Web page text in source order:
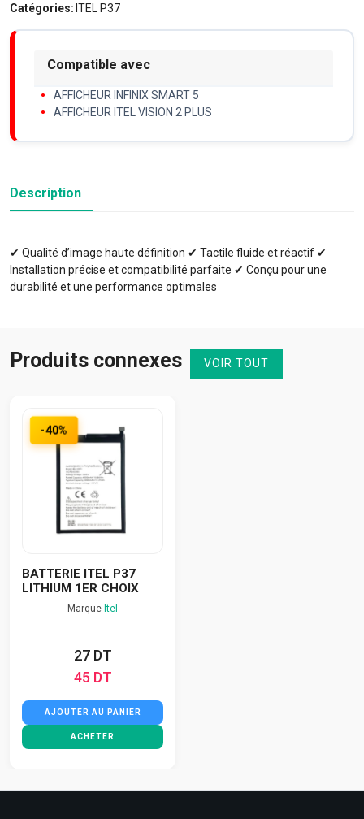
Catégories: ITEL P37
Compatible avec
AFFICHEUR INFINIX SMART 5
AFFICHEUR ITEL VISION 2 PLUS
Description
✔ Qualité d’image haute définition ✔ Tactile fluide et réactif ✔
Installation précise et compatibilité parfaite ✔ Conçu pour une
durabilité et une performance optimales
Produits connexes VOIR TOUT
-40%
BATTERIE ITEL P37
LITHIUM 1ER CHOIX
Marque Itel
27 DT
45 DT
AJOUTER AU PANIER
ACHETER